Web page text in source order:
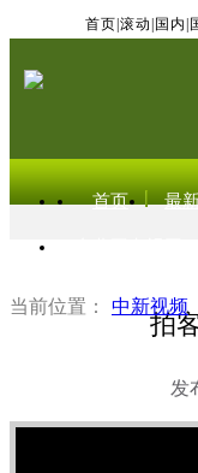
首页 滚动 国内
首页 最
当前位置： 中新视频
拍
发